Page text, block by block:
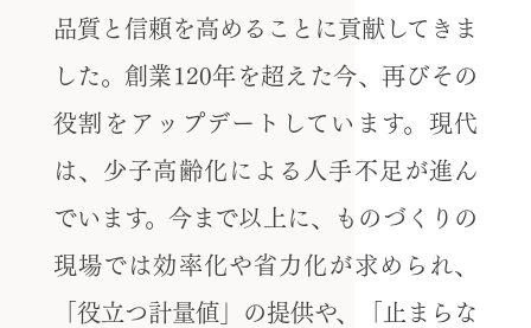
品質と信頼を高めることに貢献してきま
した。創業120年を超えた今、再びその
役割をアップデートしています。現代
は、少子高齢化による人手不足が進ん
でいます。今まで以上に、ものづくりの
現場では効率化や省力化が求められ、
「役立つ計量値」の提供や、「止まらな